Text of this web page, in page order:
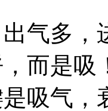
多，
而是吸
吸气